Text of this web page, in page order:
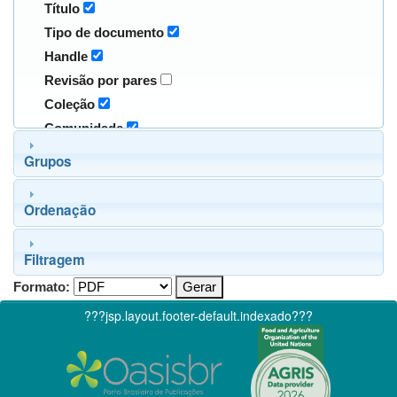
Título
Tipo de documento
Handle
Revisão por pares
Coleção
Comunidade
Grupos
Ordenação
Filtragem
Formato:
???jsp.layout.footer-default.indexado???